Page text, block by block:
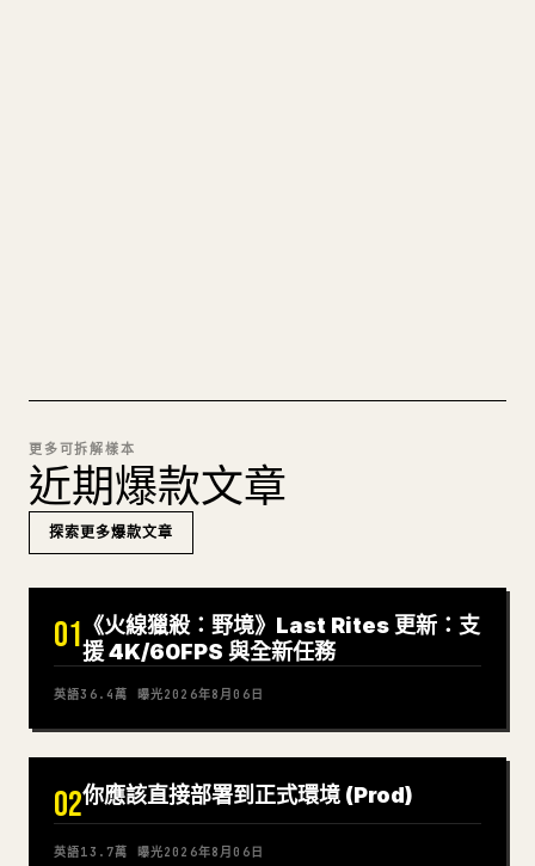
更多可拆解樣本
近期爆款文章
探索更多爆款文章
01 《火線獵殺：野境》Last Rites 更新：支
援 4K/60FPS 與全新任務
英語36.4萬 曝光2026年8月06日
02你應該直接部署到正式環境 (Prod)
英語13.7萬 曝光2026年8月06日